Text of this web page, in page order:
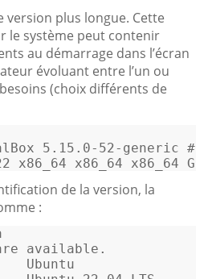
version plus longue. Cette
le système peut contenir
au démarrage dans l’écran
évoluant entre l’un ou
(choix différents de
5.15 .0-52-generic
x86_64 x86_64 x86_64
de la version, la
:
a
are available.